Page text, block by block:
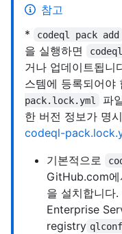
참고
*
codeql pack add
을 실행하면
거나 업데이트됩니
스템에 등록되어야
pack.lock.yml
파
한 버전 정보가 명
codeql-
기본적으로
GitHub.com
을 설치합니다
Enterprise
registry